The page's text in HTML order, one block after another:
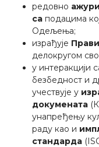
редовно
са подацима
Одељења;
израђује
делокругом
у интеракцији
безбедност и
учествује у
докумената
унапређењу
раду као и
стандарда